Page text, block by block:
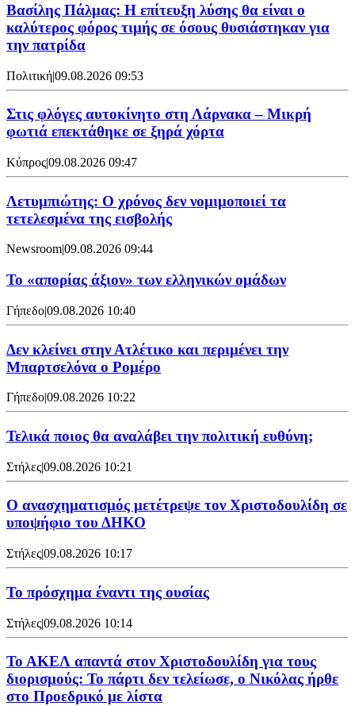
Βασίλης Πάλμας: Η επίτευξη λύσης θα είναι ο
καλύτερος φόρος τιμής σε όσους θυσιάστηκαν για
την πατρίδα
Πολιτική|09.08.2026 09:53
Στις φλόγες αυτοκίνητο στη Λάρνακα – Μικρή
φωτιά επεκτάθηκε σε ξηρά χόρτα
Κύπρος|09.08.2026 09:47
Λετυμπιώτης: Ο χρόνος δεν νομιμοποιεί τα
τετελεσμένα της εισβολής
Newsroom|09.08.2026 09:44
Το «απορίας άξιον» των ελληνικών ομάδων
Γήπεδο|09.08.2026 10:40
Δεν κλείνει στην Ατλέτικο και περιμένει την
Μπαρτσελόνα ο Ρομέρο
Γήπεδο|09.08.2026 10:22
Τελικά ποιος θα αναλάβει την πολιτική ευθύνη;
Στήλες|09.08.2026 10:21
Ο ανασχηματισμός μετέτρεψε τον Χριστοδουλίδη σε
υποψήφιο του ΔΗΚΟ
Στήλες|09.08.2026 10:17
Το πρόσχημα έναντι της ουσίας
Στήλες|09.08.2026 10:14
Το ΑΚΕΛ απαντά στον Χριστοδουλίδη για τους
διορισμούς: Το πάρτι δεν τελείωσε, ο Νικόλας ήρθε
στο Προεδρικό με λίστα